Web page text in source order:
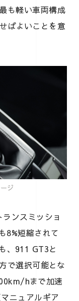
も軽い車両構成
ばよいことを意
ジ
ンスミッショ
8%短縮されて
、911 GT3と
で選択可能とな
hまで加速
ニュアルギア